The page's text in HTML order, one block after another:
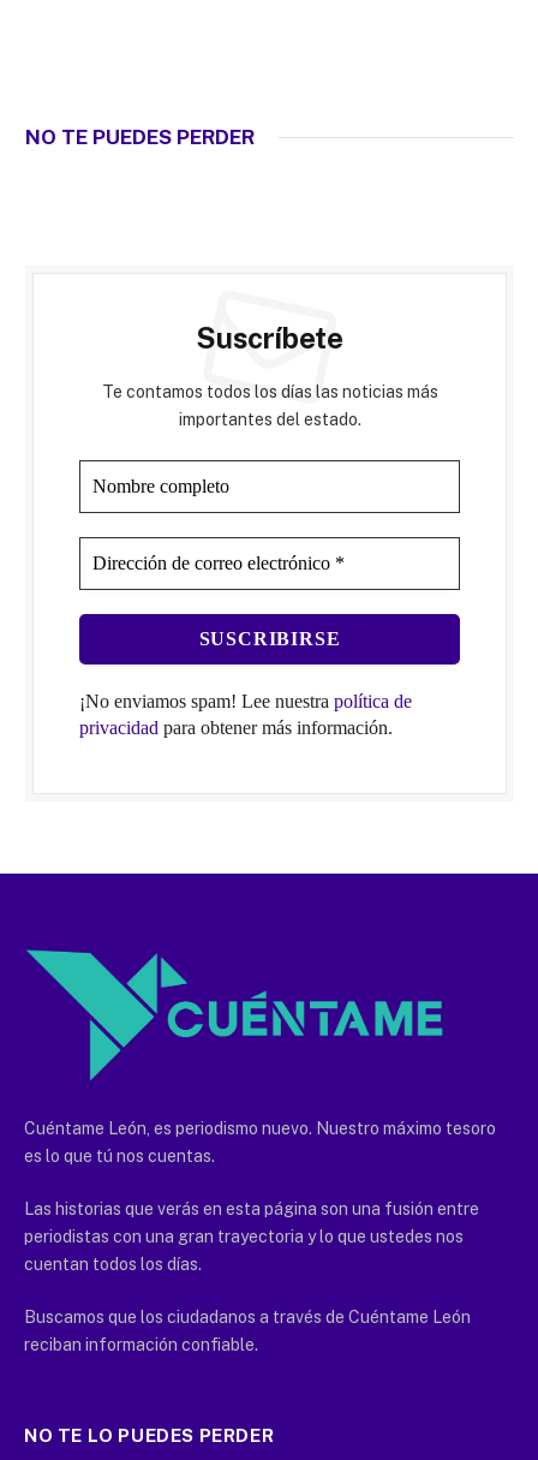
NO TE PUEDES PERDER
Suscríbete
Te contamos todos los días las noticias más
importantes del estado.
¡No enviamos spam! Lee nuestra política de
privacidad para obtener más información.
Cuéntame León, es periodismo nuevo. Nuestro máximo tesoro
es lo que tú nos cuentas.
Las historias que verás en esta página son una fusión entre
periodistas con una gran trayectoria y lo que ustedes nos
cuentan todos los días.
Buscamos que los ciudadanos a través de Cuéntame León
reciban información confiable.
NO TE LO PUEDES PERDER